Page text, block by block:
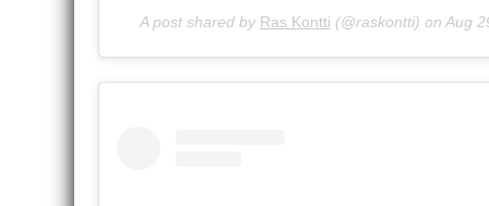
A post shared by Ras Kontti (@raskontti) on Aug